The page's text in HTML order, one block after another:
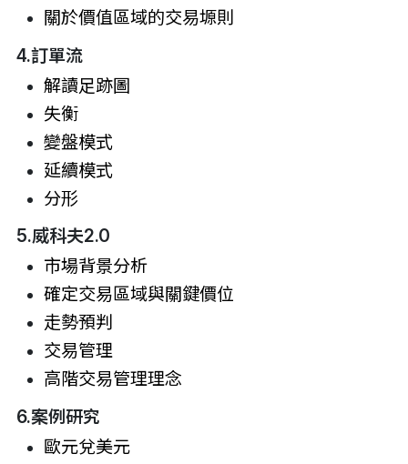
關於價值區域的交易塬則
4.訂單流
解讀足跡圖
失衡
變盤模式
延續模式
分形
5.威科夫2.0
市場背景分析
確定交易區域與關鍵價位
走勢預判
交易管理
高階交易管理理念
6.案例研究
歐元兌美元